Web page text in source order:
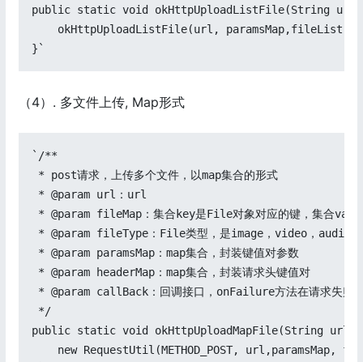
public static void okHttpUploadListFile(String
okHttpUploadListFile(url, paramsMap,fileList,
}`
（4）. 多文件上传, Map形式
`/**
* post请求，上传多个文件，以map集合的形式
* @param url：url
* @param fileMap：集合key是File对象对应的键，集合
* @param fileType：File类型，是image，video，audio
* @param paramsMap：map集合，封装键值对参数
* @param headerMap：map集合，封装请求头键值对
* @param callBack：回调接口，onFailure方法在请求失败时
*/
public static void okHttpUploadMapFile(String url,
new RequestUtil(METHOD_POST, url,paramsMap,